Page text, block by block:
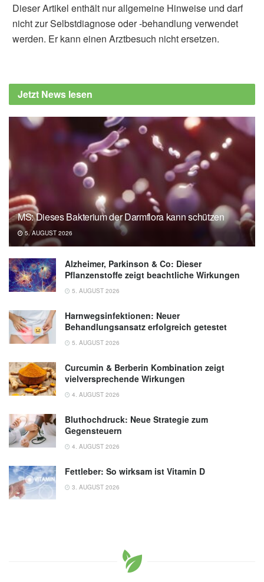
Hughes, Rohanah Hussain, Giuliano
Siligardi et al.: Circular dichroism
agonist salbutamol as a direct inhibitor of tau
filament formation in vitro., in ACS Chemical
Neuroscience (Veröffentlicht 10.06.2020),
ACS Chemical Neuroscience
Dieser Artikel enthält nur allgemeine Hinweise und darf
nicht zur Selbstdiagnose oder -behandlung verwendet
werden. Er kann einen Arztbesuch nicht ersetzen.
Jetzt News lesen
MS: Dieses Bakterium der Darmflora kann schützen
5. AUGUST 2026
Alzheimer, Parkinson & Co: Dieser
Pflanzenstoffe zeigt beachtliche Wirkungen
5. AUGUST 2026
Harnwegsinfektionen: Neuer
Behandlungsansatz erfolgreich getestet
5. AUGUST 2026
Curcumin & Berberin Kombination zeigt
vielversprechende Wirkungen
4. AUGUST 2026
Bluthochdruck: Neue Strategie zum
Gegensteuern
4. AUGUST 2026
Fettleber: So wirksam ist Vitamin D
3. AUGUST 2026